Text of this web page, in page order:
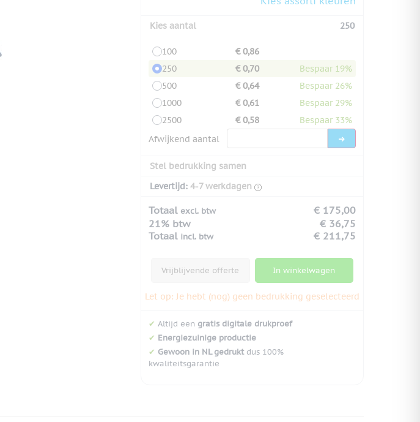
Kies aantal 250
100
€ 0,86
250
€ 0,70
Bespaar 19%
500
€ 0,64
Bespaar 26%
1000
€ 0,61
Bespaar 29%
2500
€ 0,58
Bespaar 33%
Afwijkend aantal
Stel bedrukking samen
Levertijd: 4-7 werkdagen
Totaal excl. btw
€ 175,00
21% btw
€ 36,75
Totaal incl. btw € 211,75
Vrijblijvende offerte In winkelwagen
Let op: Je hebt (nog) geen bedrukking geselecteerd
✔ Altijd een gratis digitale drukproef
✔ Energiezuinige productie
✔ Gewoon in NL gedruktdus 100%
kwaliteitsgarantie